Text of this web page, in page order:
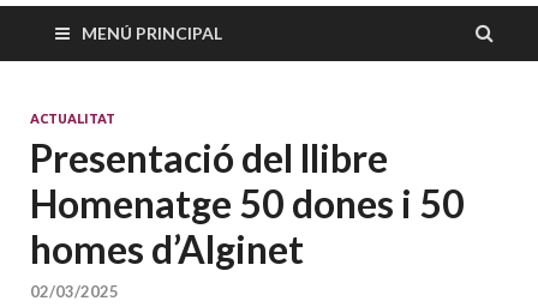
MENÚ PRINCIPAL
ACTUALITAT
Presentació del llibre
Homenatge 50 dones i 50
homes d’Alginet
02/03/2025